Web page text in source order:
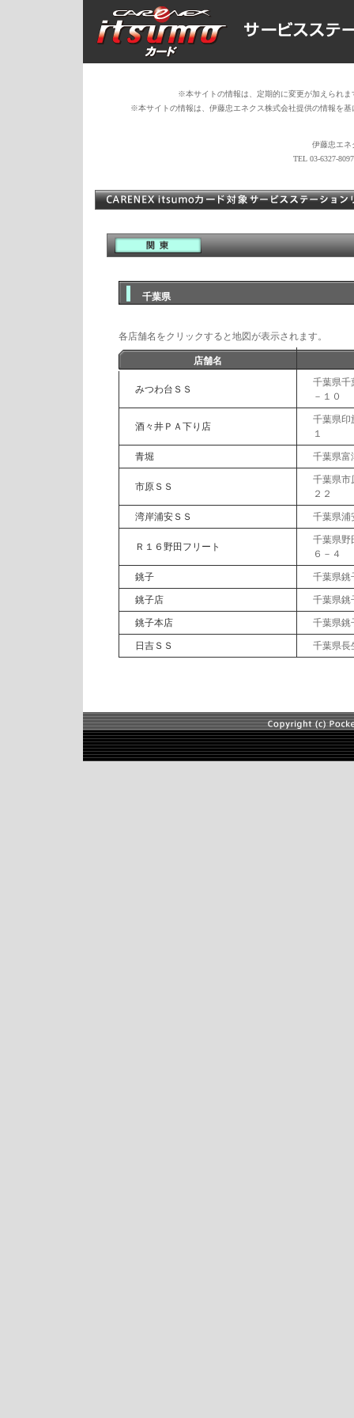
※本サイトの情報は、定期的に変更が加えられ
※本サイトの情報は、伊藤忠エネクス株式会社提供の情報を
伊藤忠エネ
TEL 03-6327-
千葉県
各店舗名をクリックすると地図が表示されます。
店舗名
みつわ台ＳＳ
千葉県千
－１０
酒々井ＰＡ下り店
千葉県印
１
青堀 千葉県富
市原ＳＳ
千葉県市
２２
湾岸浦安ＳＳ 千葉県
Ｒ１６野田フリート
千葉県野
６－４
銚子 千葉県
銚子店 千葉県銚
銚子本店 千葉県銚
日吉ＳＳ 千葉県長